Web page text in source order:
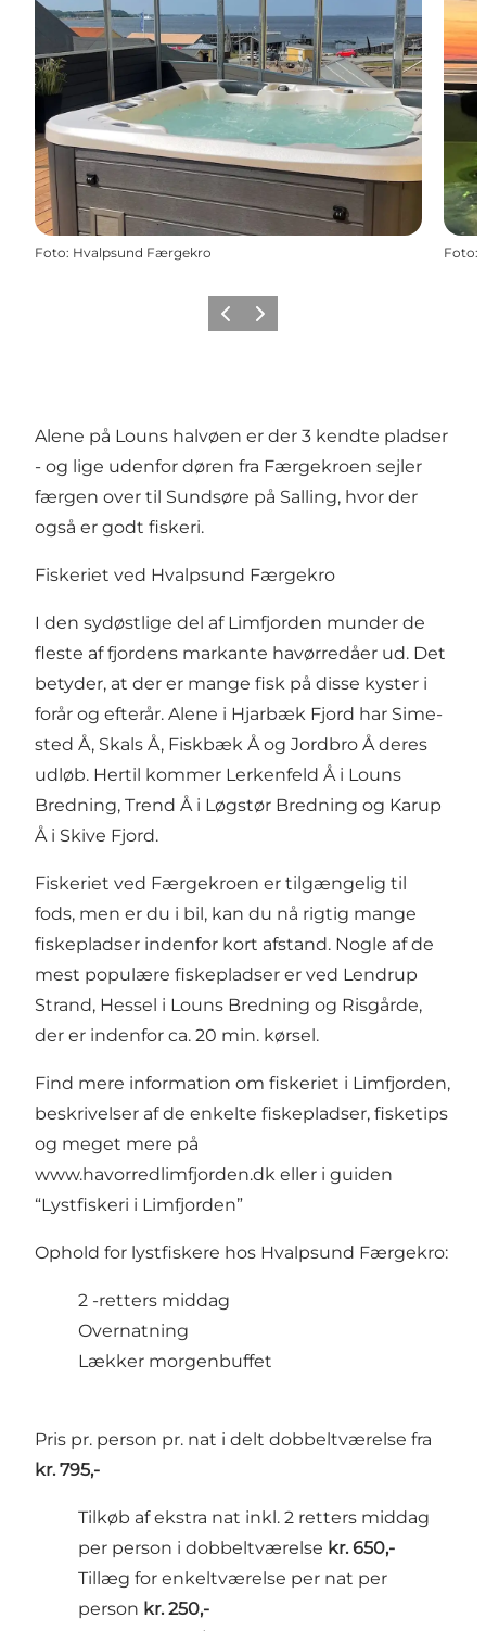
Foto: Hvalpsund Færgekro Foto:
Forrige billede
Næste billede
Alene på Louns halvøen er der 3 kendte pladser
- og lige udenfor døren fra Færgekroen sejler
færgen over til Sundsøre på Salling, hvor der
også er godt fiskeri.
Fiskeriet ved Hvalpsund Færgekro
I den sydøstlige del af Limfjorden munder de
fleste af fjordens markante havørredåer ud. Det
betyder, at der er mange fisk på disse kyst­er i
forår og efterår. Alene i Hjarbæk Fjord har Sime­
sted Å, Skals Å, Fiskbæk Å og Jordbro Å deres
udløb. Hertil kommer Lerkenfeld Å i Louns
Bredning, Trend Å i Løgstør Bredning og Karup
Å i Skive Fjord.
Fiskeriet ved Færgekroen er tilgængelig til
fods, men er du i bil, kan du nå rigtig mange
fiskepladser indenfor kort afstand. Nogle af de
mest populære fiskepladser er ved Lendrup
Strand, Hessel i Louns Bredning og Risgårde,
der er indenfor ca. 20 min. kørsel.
​Find mere information om fiskeriet i Limfjorden,
beskrivelser af de enkelte fiskepladser, fisketips
og meget mere på
www.havorredlimfjorden.dk eller i guiden
“Lystfiskeri i Limfjorden”
Ophold for lystfiskere hos Hvalpsund Færgekro:
2 -retters middag
Overnatning
Lækker morgenbuffet
​Pris pr. person pr. nat i delt dobbeltværelse fra
kr. 795,-
​​Tilkøb af ekstra nat inkl. 2 retters middag
per person i dobbeltværelse kr. 650,-
Tillæg for enkeltværelse per nat per
person kr. 250,-